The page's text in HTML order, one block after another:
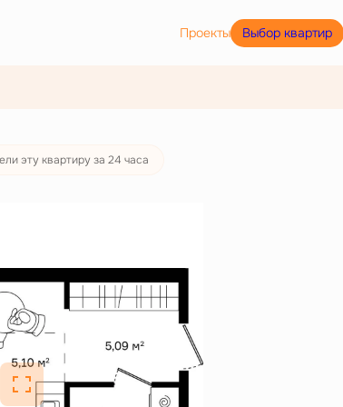
Проекты Выбор квартир
эту квартиру за 24 часа